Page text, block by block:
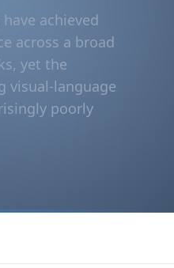
achieved
across a broad
yet the
visual-language
poorly